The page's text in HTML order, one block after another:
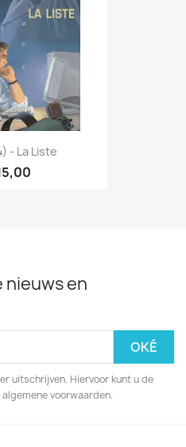
- La Liste
nieuws en
uitschrijven. Hiervoor kunt u de
voorwaarden.